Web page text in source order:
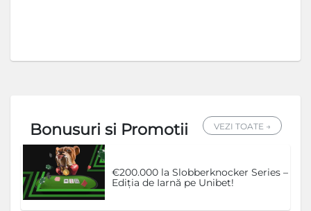
Bonusuri si Promotii VEZI TOATE →
€200.000 la Slobberknocker Series –
Ediția de Iarnă pe Unibet!